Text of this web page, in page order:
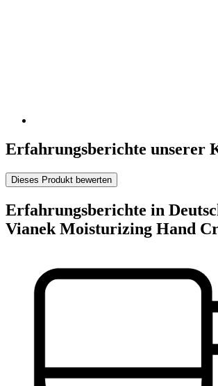
Erfahrungsberichte unserer
Dieses Produkt bewerten
Erfahrungsberichte in
Vianek Moisturizing Hand